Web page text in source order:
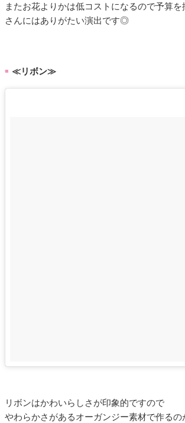
またお花よりかは低コストになるので予算
さんにはありがたい演出です◎
■ ≪リボン≫
リボンはかわいらしさが印象的ですので
やわらかさがあるオーガンジー素材で作るの